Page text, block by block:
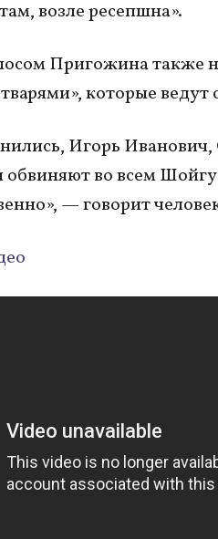
возле ресепшна».
Пригожина также
которые ведут
Игорь
обвиняют во всем
— говорит